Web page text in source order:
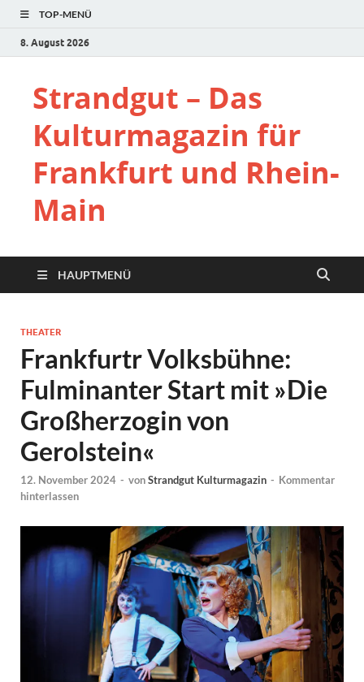
TOP-MENÜ
8. August 2026
Strandgut – Das
Kulturmagazin für
Frankfurt und Rhein-
Main
HAUPTMENÜ
THEATER
Frankfurtr Volksbühne:
Fulminanter Start mit »Die
Großherzogin von
Gerolstein«
12. November 2024 - vonStrandgut Kulturmagazin - Kommentar
hinterlassen